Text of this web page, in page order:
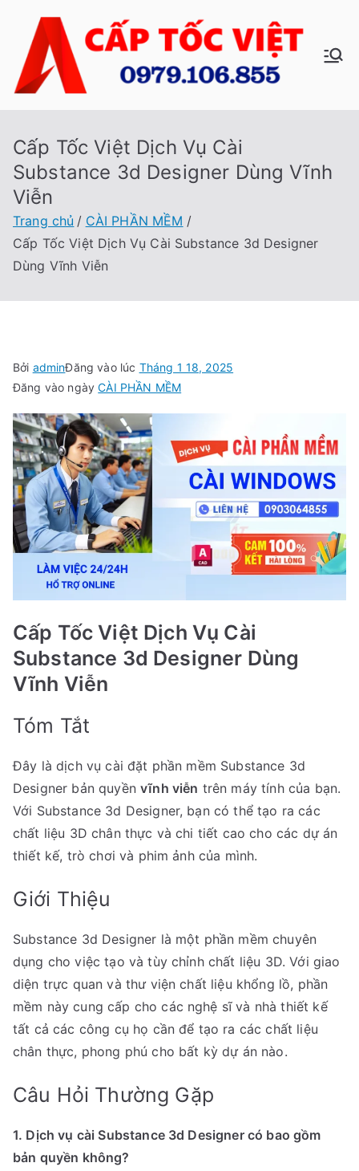
dung
C
Tố
Vi
Sửa
Cấp
Cấp Tốc Việt Dịch Vụ Cài
Substance 3d Designer Dùng Vĩnh
Viễn
Trang chủ
CÀI PHẦN MỀM
Cấp Tốc Việt Dịch Vụ Cài Substance 3d Designer
Dùng Vĩnh Viễn
Bởi adminĐăng vào lúc Tháng 1 18, 2025
Đăng vào ngàyCÀI PHẦN MỀM
Cấp Tốc Việt Dịch Vụ Cài
Substance 3d Designer Dùng
Vĩnh Viễn
Tóm Tắt
Đây là dịch vụ cài đặt phần mềm Substance 3d
Designer bản quyềnvĩnh viễn trên máy tính của bạn.
Với Substance 3d Designer, bạn có thể tạo ra các
chất liệu 3D chân thực và chi tiết cao cho các dự án
thiết kế, trò chơi và phim ảnh của mình.
Giới Thiệu
Substance 3d Designer là một phần mềm chuyên
dụng cho việc tạo và tùy chỉnh chất liệu 3D. Với giao
diện trực quan và thư viện chất liệu khổng lồ, phần
mềm này cung cấp cho các nghệ sĩ và nhà thiết kế
tất cả các công cụ họ cần để tạo ra các chất liệu
chân thực, phong phú cho bất kỳ dự án nào.
Câu Hỏi Thường Gặp
1. Dịch vụ cài Substance 3d Designer có bao gồm
bản quyền không?